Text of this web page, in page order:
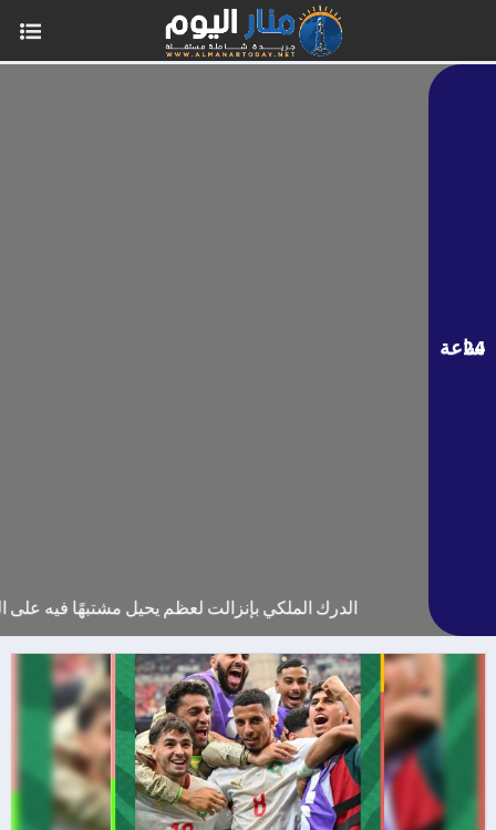
24 ساعة
الدرك الملكي بإنزالت لعظم يحيل مشتبهًا فيه على